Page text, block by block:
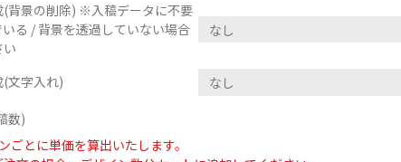
(背景の削除) ※入稿データに不要
る / 背景を透過していない場合
文字入れ)
数)
とに単価を算出いたします。